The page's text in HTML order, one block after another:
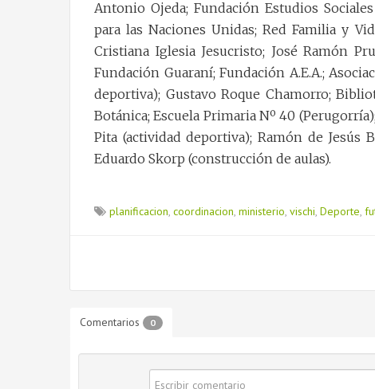
Antonio Ojeda; Fundación Estudios
para las Naciones Unidas; Red Familia y
Cristiana Iglesia Jesucristo; José Ramón
Fundación Guaraní; Fundación A.E.A.;
deportiva); Gustavo Roque Chamorro;
Botánica; Escuela Primaria Nº 40
Pita (actividad deportiva); Ramón de Jesús
Eduardo Skorp (construcción de aulas).
planificacion, coordinacion, ministerio, vischi, Deporte,
Comentarios 0